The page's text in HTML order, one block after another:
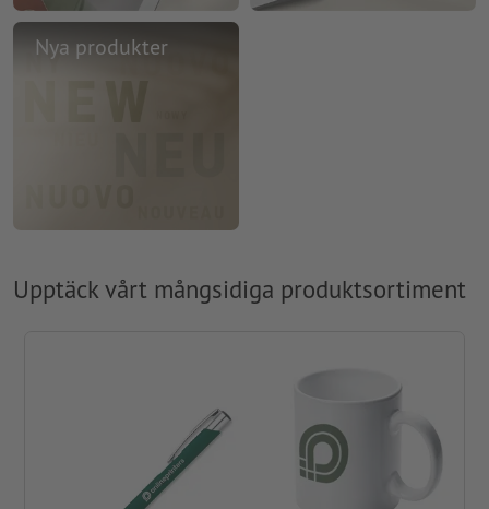
Nya produkter
Upptäck vårt mångsidiga produktsortiment